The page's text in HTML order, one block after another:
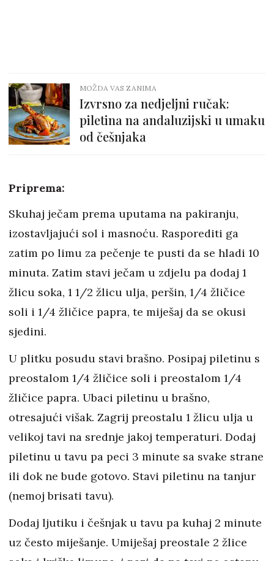
MOŽDA VAS ZANIMA
Izvrsno za nedjeljni ručak:
piletina na andaluzijski u umaku
od češnjaka
Priprema:
Skuhaj ječam prema uputama na pakiranju,
izostavljajući sol i masnoću. Rasporediti ga
zatim po limu za pečenje te pusti da se hladi 10
minuta. Zatim stavi ječam u zdjelu pa dodaj 1
žlicu soka, 1 1/2 žlicu ulja, peršin, 1/4 žličice
soli i 1/4 žličice papra, te miješaj da se okusi
sjedini.
U plitku posudu stavi brašno. Posipaj piletinu s
preostalom 1/4 žličice soli i preostalom 1/4
žličice papra. Ubaci piletinu u brašno,
otresajući višak. Zagrij preostalu 1 žlicu ulja u
velikoj tavi na srednje jakoj temperaturi. Dodaj
piletinu u tavu pa peci 3 minute sa svake strane
ili dok ne bude gotovo. Stavi piletinu na tanjur
(nemoj brisati tavu).
Dodaj ljutiku i češnjak u tavu pa kuhaj 2 minute
uz često miješanje. Umiješaj preostale 2 žlice